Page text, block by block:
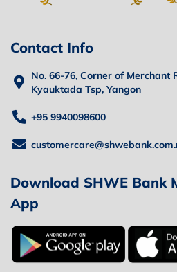
Contact Info
No. 66-76, Corner of Merchant
Kyauktada Tsp, Yangon
+95 9940098600
Download SHWE Bank
App